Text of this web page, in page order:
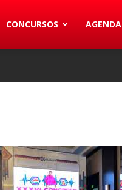
CONCURSOS AGENDA